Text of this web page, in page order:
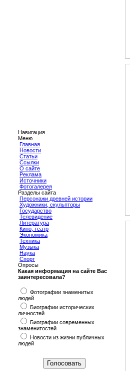
Навигация
Меню
Главная
Новости
Статьи
Ссылки
О сайте
Реклама
Источники
Фотогалерея
Разделы сайта
Персонажи древней истории
Художники, скульпторы
Государство
Телевидение
Литература
Кино, театр
Экономика
Техника
Музыка
Наука
Спорт
Опросы
Какая информация на сайте Вас
заинтересовала?
Фотографии знаменитых
людей
Биографии исторических
личностей
Биографии современных
знаменитостей
Новости из жизни публичных
людей